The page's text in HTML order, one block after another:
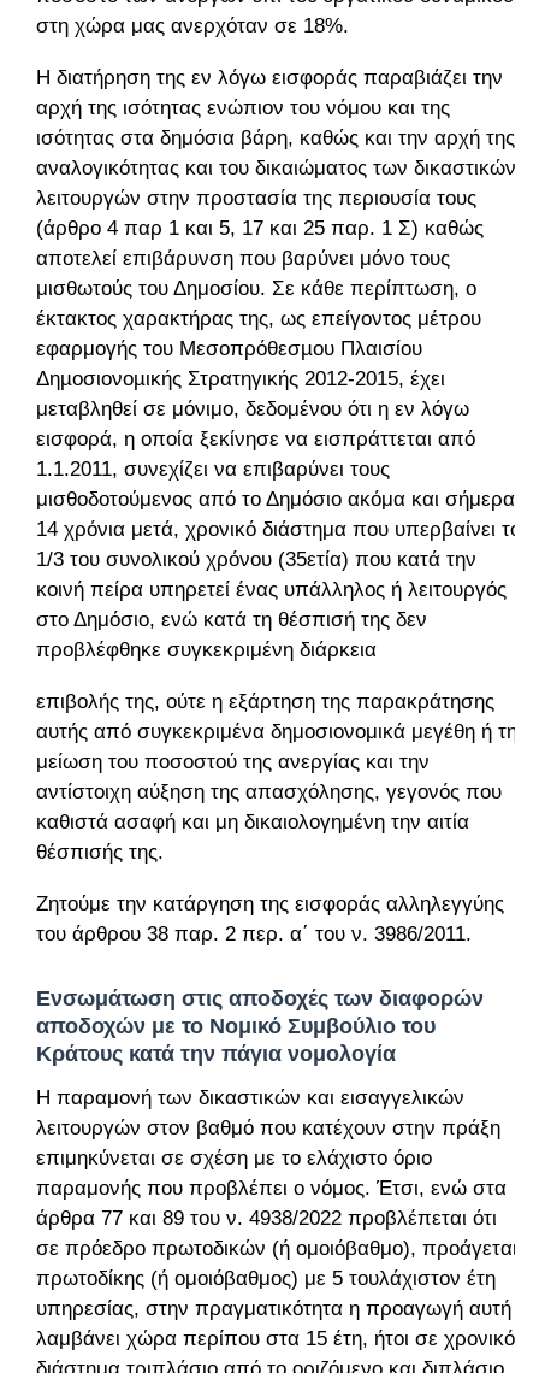
στη χώρα μας ανερχόταν σε 18%.
Η διατήρηση της εν λόγω εισφοράς παραβιάζει την
αρχή της ισότητας ενώπιον του νόμου και της
ισότητας στα δημόσια βάρη, καθώς και την αρχή της
αναλογικότητας και του δικαιώματος των δικαστικών
λειτουργών στην προστασία της περιουσία τους
(άρθρο 4 παρ 1 και 5, 17 και 25 παρ. 1 Σ) καθώς
αποτελεί επιβάρυνση που βαρύνει μόνο τους
μισθωτούς του Δημοσίου. Σε κάθε περίπτωση, ο
έκτακτος χαρακτήρας της, ως επείγοντος μέτρου
εφαρμογής του Μεσοπρόθεσµου Πλαισίου
Δηµοσιονοµικής Στρατηγικής 2012-2015, έχει
μεταβληθεί σε μόνιμο, δεδομένου ότι η εν λόγω
εισφορά, η οποία ξεκίνησε να εισπράττεται από
1.1.2011, συνεχίζει να επιβαρύνει τους
μισθοδοτούμενος από το Δημόσιο ακόμα και σήμερα,
14 χρόνια μετά, χρονικό διάστημα που υπερβαίνει το
1/3 του συνολικού χρόνου (35ετία) που κατά την
κοινή πείρα υπηρετεί ένας υπάλληλος ή λειτουργός
στο Δημόσιο, ενώ κατά τη θέσπισή της δεν
προβλέφθηκε συγκεκριμένη διάρκεια
επιβολής της, ούτε η εξάρτηση της παρακράτησης
αυτής από συγκεκριμένα δημοσιονομικά μεγέθη ή τη
μείωση του ποσοστού της ανεργίας και την
αντίστοιχη αύξηση της απασχόλησης, γεγονός που
καθιστά ασαφή και μη δικαιολογημένη την αιτία
θέσπισής της.
Ζητούμε την κατάργηση της εισφοράς αλληλεγγύης
του άρθρου 38 παρ. 2 περ. α΄ του ν. 3986/2011.
Ενσωμάτωση στις αποδοχές των διαφορών
αποδοχών με το Νομικό Συμβούλιο του
Κράτους κατά την πάγια νομολογία
Η παραμονή των δικαστικών και εισαγγελικών
λειτουργών στον βαθμό που κατέχουν στην πράξη
επιμηκύνεται σε σχέση με το ελάχιστο όριο
παραμονής που προβλέπει ο νόμος. Έτσι, ενώ στα
άρθρα 77 και 89 του ν. 4938/2022 προβλέπεται ότι
σε πρόεδρο πρωτοδικών (ή ομοιόβαθμο), προάγεται
πρωτοδίκης (ή ομοιόβαθμος) με 5 τουλάχιστον έτη
υπηρεσίας, στην πραγματικότητα η προαγωγή αυτή
λαμβάνει χώρα περίπου στα 15 έτη, ήτοι σε χρονικό